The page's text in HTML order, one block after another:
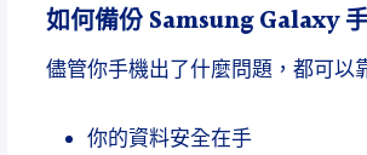
如何備份 Samsung Galaxy
儘管你手機出了什麼問題，都可以
你的資料安全在手